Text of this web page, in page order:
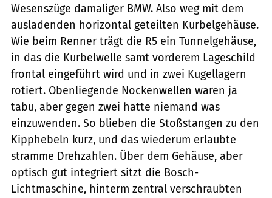
Wesenszüge damaliger BMW. Also weg mit dem
ausladenden ­horizontal geteilten Kurbelgehäuse.
Wie beim Renner trägt die R5 ein Tunnel­gehäuse,
in das die Kurbelwelle samt vorderem Lageschild
frontal eingeführt wird und in zwei Kugellagern
rotiert. Oben­liegende Nockenwellen waren ja
tabu, aber gegen zwei hatte niemand was
einzuwenden. So blieben die Stoßstangen zu den
Kipp­hebeln kurz, und das wiederum erlaubte
stramme Drehzahlen. Über dem Gehäuse, aber
optisch gut integriert sitzt die Bosch-
Lichtmaschine, hinterm zentral verschraubten